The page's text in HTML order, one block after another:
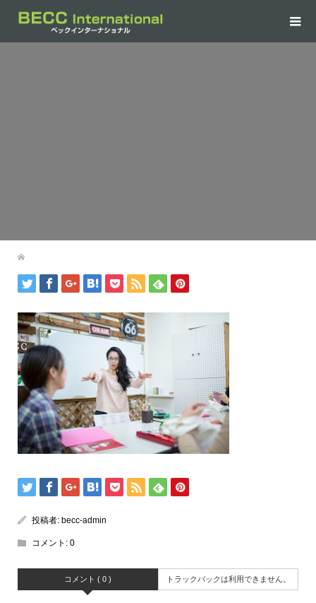
投稿者: becc-admin
コメント: 0
コメント ( 0 ) トラックバックは利用できません。